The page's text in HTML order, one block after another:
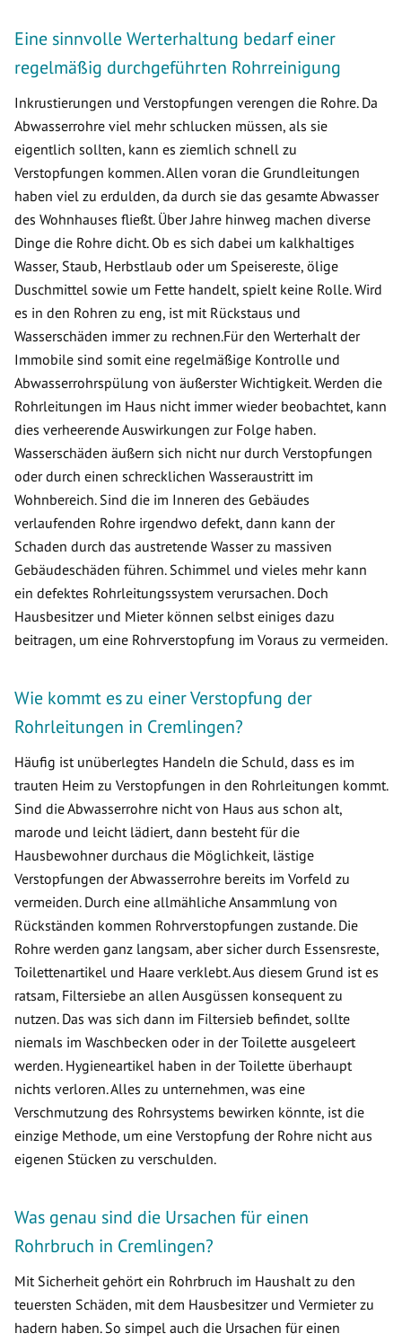
Eine sinnvolle Werterhaltung bedarf einer
regelmäßig durchgeführten Rohrreinigung
Inkrustierungen und Verstopfungen verengen die Rohre. Da
Abwasserrohre viel mehr schlucken müssen, als sie
eigentlich sollten, kann es ziemlich schnell zu
Verstopfungen kommen. Allen voran die Grundleitungen
haben viel zu erdulden, da durch sie das gesamte Abwasser
des Wohnhauses fließt. Über Jahre hinweg machen diverse
Dinge die Rohre dicht. Ob es sich dabei um kalkhaltiges
Wasser, Staub, Herbstlaub oder um Speisereste, ölige
Duschmittel sowie um Fette handelt, spielt keine Rolle. Wird
es in den Rohren zu eng, ist mit Rückstaus und
Wasserschäden immer zu rechnen.Für den Werterhalt der
Immobile sind somit eine regelmäßige Kontrolle und
Abwasserrohrspülung von äußerster Wichtigkeit. Werden die
Rohrleitungen im Haus nicht immer wieder beobachtet, kann
dies verheerende Auswirkungen zur Folge haben.
Wasserschäden äußern sich nicht nur durch Verstopfungen
oder durch einen schrecklichen Wasseraustritt im
Wohnbereich. Sind die im Inneren des Gebäudes
verlaufenden Rohre irgendwo defekt, dann kann der
Schaden durch das austretende Wasser zu massiven
Gebäudeschäden führen. Schimmel und vieles mehr kann
ein defektes Rohrleitungssystem verursachen. Doch
Hausbesitzer und Mieter können selbst einiges dazu
beitragen, um eine Rohrverstopfung im Voraus zu vermeiden.
Wie kommt es zu einer Verstopfung der
Rohrleitungen in Cremlingen?
Häufig ist unüberlegtes Handeln die Schuld, dass es im
trauten Heim zu Verstopfungen in den Rohrleitungen kommt.
Sind die Abwasserrohre nicht von Haus aus schon alt,
marode und leicht lädiert, dann besteht für die
Hausbewohner durchaus die Möglichkeit, lästige
Verstopfungen der Abwasserrohre bereits im Vorfeld zu
vermeiden. Durch eine allmähliche Ansammlung von
Rückständen kommen Rohrverstopfungen zustande. Die
Rohre werden ganz langsam, aber sicher durch Essensreste,
Toilettenartikel und Haare verklebt. Aus diesem Grund ist es
ratsam, Filtersiebe an allen Ausgüssen konsequent zu
nutzen. Das was sich dann im Filtersieb befindet, sollte
niemals im Waschbecken oder in der Toilette ausgeleert
werden. Hygieneartikel haben in der Toilette überhaupt
nichts verloren. Alles zu unternehmen, was eine
Verschmutzung des Rohrsystems bewirken könnte, ist die
einzige Methode, um eine Verstopfung der Rohre nicht aus
eigenen Stücken zu verschulden.
Was genau sind die Ursachen für einen
Rohrbruch in Cremlingen?
Mit Sicherheit gehört ein Rohrbruch im Haushalt zu den
teuersten Schäden, mit dem Hausbesitzer und Vermieter zu
hadern haben. So simpel auch die Ursachen für einen